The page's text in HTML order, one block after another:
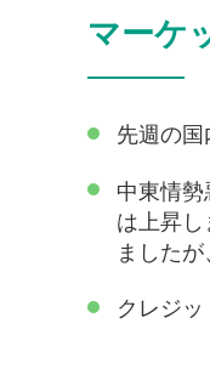
マーケ
先週の国
中東情
は上昇
ました
クレジッ